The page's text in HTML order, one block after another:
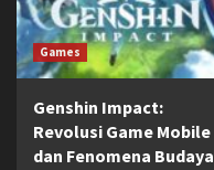
Games
Genshin Impact:
Revolusi Game Mobile
dan Fenomena Budaya